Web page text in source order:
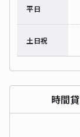
平日
土日祝
時間